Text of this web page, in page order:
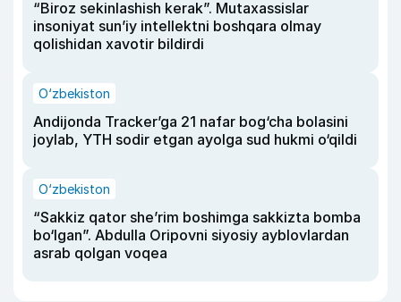
“Biroz sekinlashish kerak”. Mutaxassislar
insoniyat sun’iy intellektni boshqara olmay
qolishidan xavotir bildirdi
O‘zbekiston
Andijonda Tracker’ga 21 nafar bog‘cha bolasini
joylab, YTH sodir etgan ayolga sud hukmi o‘qildi
O‘zbekiston
“Sakkiz qator she’rim boshimga sakkizta bomba
bo‘lgan”. Abdulla Oripovni siyosiy ayblovlardan
asrab qolgan voqea